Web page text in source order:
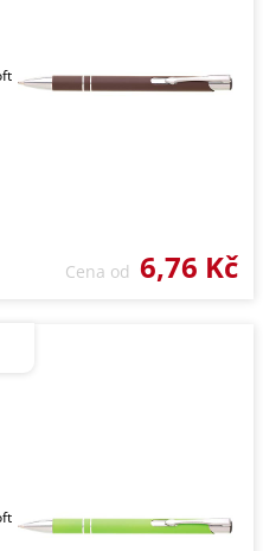
Cena od 6,76 Kč